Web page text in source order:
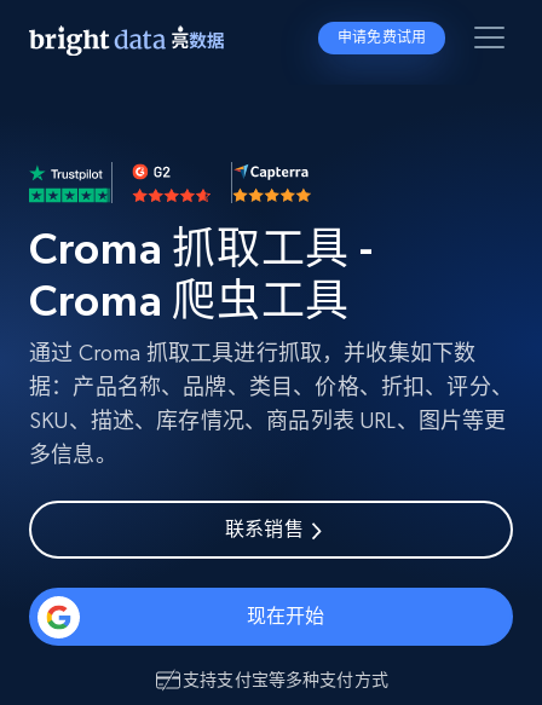
申请免费试用
Croma 抓取工具 -
Croma 爬虫工具
通过 Croma 抓取工具进行抓取，并收集如下数
据：产品名称、品牌、类目、价格、折扣、评分、
SKU、描述、库存情况、商品列表 URL、图片等更
多信息。
联系销售
现在开始
支持支付宝等多种支付方式